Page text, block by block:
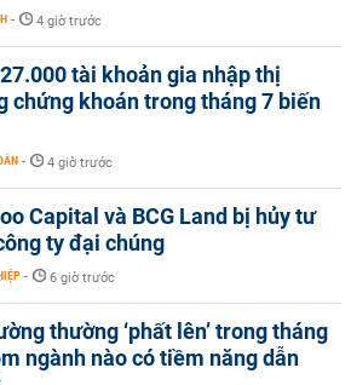
- 4 giờ trước
tài khoản gia nhập thị
chứng khoán trong tháng 7 biến
- 4 giờ trước
Capital và BCG Land bị hủy tư
ty đại chúng
- 6 giờ trước
thường ‘phất lên’ trong tháng
ngành nào có tiềm năng dẫn